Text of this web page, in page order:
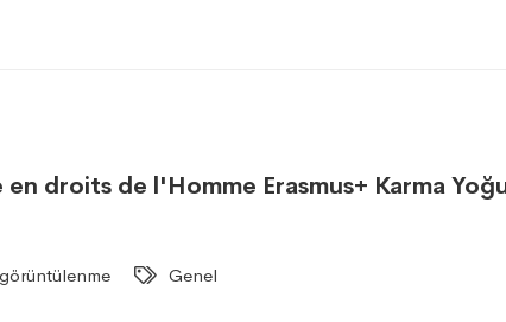
droits de l'Homme Erasmus+ Karma
Genel